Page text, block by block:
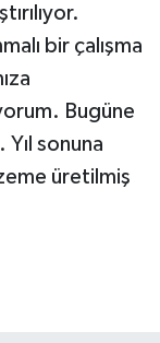
bir çalışma
Bugüne
sonuna
üretilmiş